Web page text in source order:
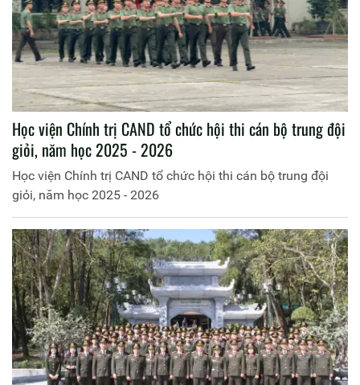
Học viện Chính trị CAND tổ chức hội thi cán bộ trung đội
giỏi, năm học 2025 - 2026
Học viện Chính trị CAND tổ chức hội thi cán bộ trung đội
giỏi, năm học 2025 - 2026